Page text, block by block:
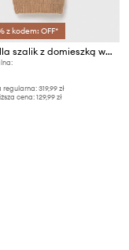
z kodem: OFF*
Granadilla szalik z domieszką wełny
regularna:319,99 zł
cena:129,99 zł